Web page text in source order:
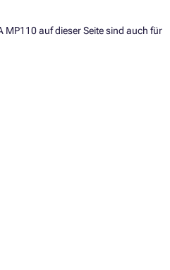
MP110 auf dieser Seite sind auch für